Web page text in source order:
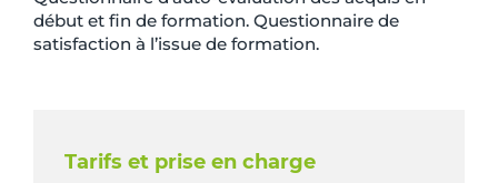
début et fin de formation. Questionnaire de
satisfaction à l’issue de formation.
Tarifs et prise en charge